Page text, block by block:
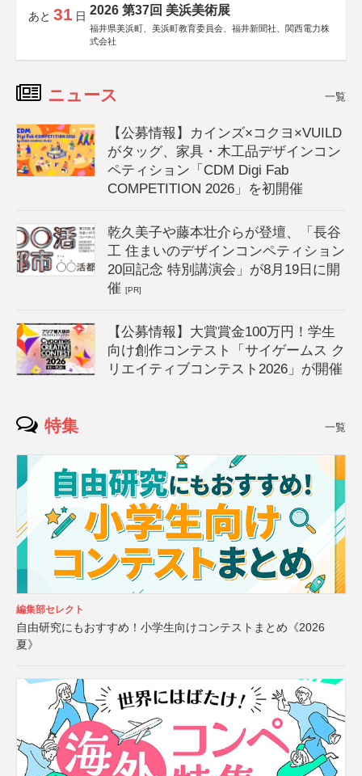
あと 31 日 2026 第37回 美浜美術展
福井県美浜町、美浜町教育委員会、福井新聞社、関西電力株
式会社
ニュース 一覧
【公募情報】カインズ×コクヨ×VUILD
がタッグ、家具・木工品デザインコン
ペティション「CDM Digi Fab
COMPETITION 2026」を初開催
乾久美子や藤本壮介らが登壇、「長谷
工 住まいのデザインコンペティション
20回記念 特別講演会」が8月19日に開
催[PR]
【公募情報】大賞賞金100万円！学生
向け創作コンテスト「サイゲームス ク
リエイティブコンテスト2026」が開催
特集 一覧
編集部セレクト
自由研究にもおすすめ！小学生向けコンテストまとめ《2026
夏》